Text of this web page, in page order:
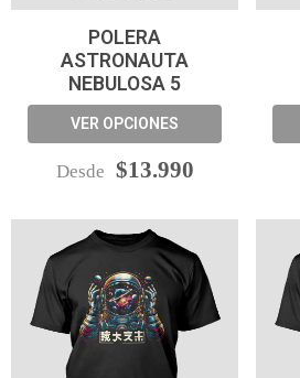
POLERA
ASTRONAUTA
NEBULOSA 5
VER OPCIONES
Desde $13.990